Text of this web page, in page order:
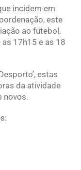
incidem em
este
ao futebol,
17h15 e as 18
estas
da atividade
novos.